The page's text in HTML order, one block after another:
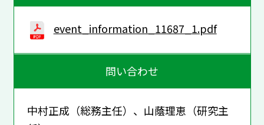
event_information_11687_1.pdf
問い合わせ
中村正成（総務主任）、山蔭理恵（研究主